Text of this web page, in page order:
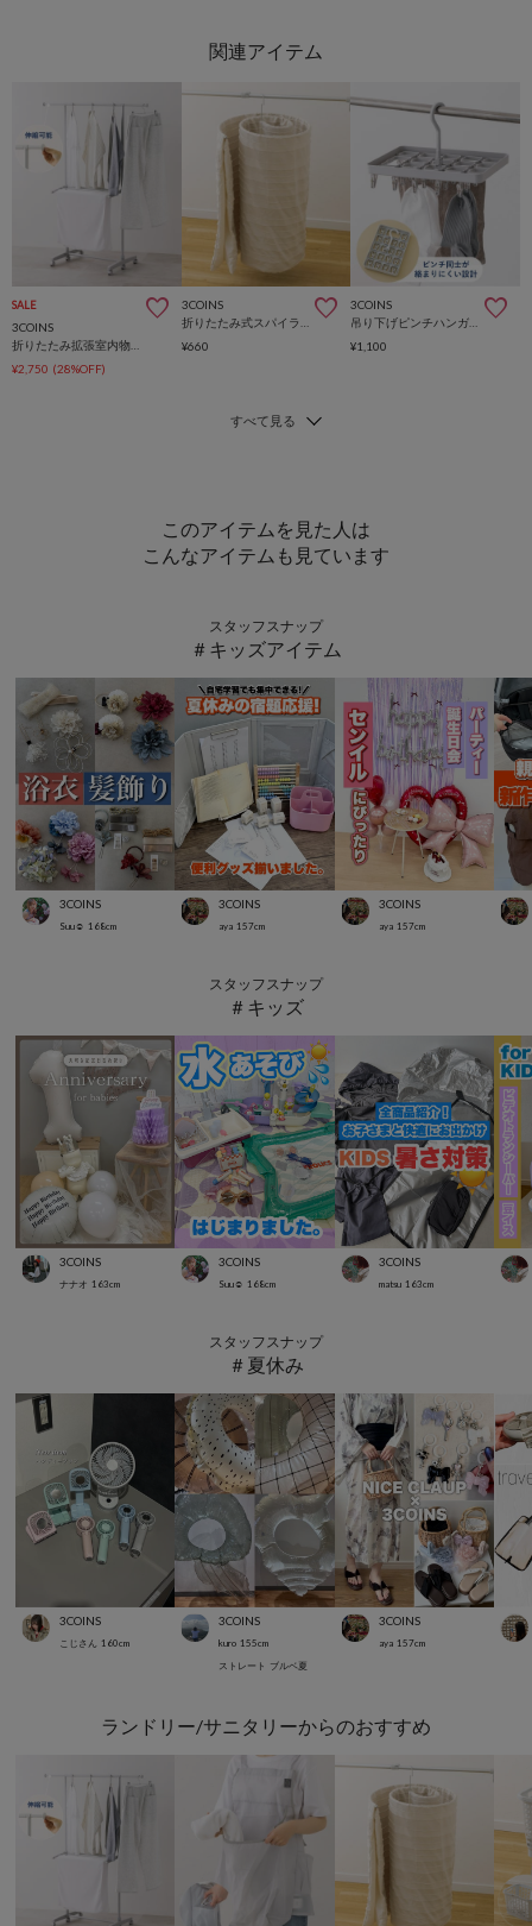
SALE
3COINS
¥2,750 (28%OFF)
3COINS
¥660
3COINS
¥1,100
このアイテムを見た人は
こんなアイテムも見ています
スタッフスナップ
＃キッズアイテム
3COINS
Suu☺︎ 168cm
3COINS
aya 157cm
3COINS
aya 157cm
スタッフスナップ
＃キッズ
3COINS
ナナオ 163cm
3COINS
Suu☺︎ 168cm
3COINS
matsu 163cm
スタッフスナップ
＃夏休み
3COINS
こじさん 160cm
3COINS
kuro 155cm
ストレート ブルベ夏
3COINS
aya 157cm
ランドリー/サニタリーからのおすすめ